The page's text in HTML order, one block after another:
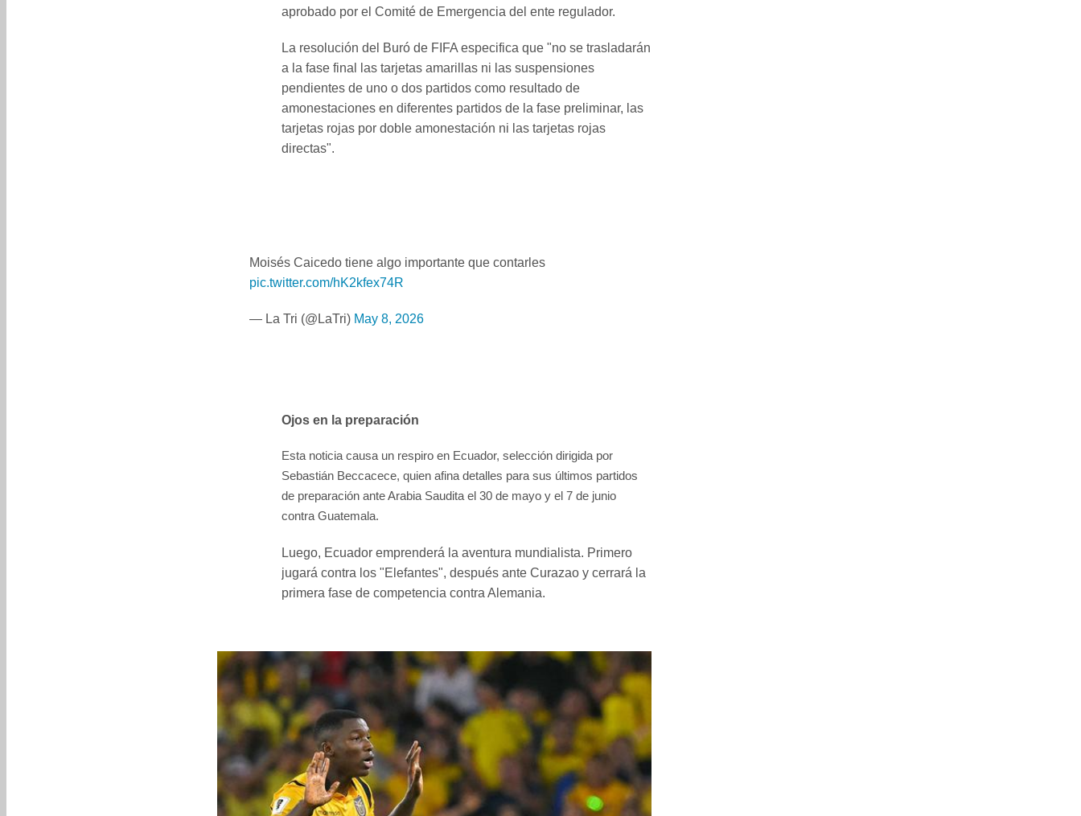
aprobado por el Comité de Emergencia del ente regulador.
La resolución del Buró de FIFA especifica que "no se trasladarán
a la fase final las tarjetas amarillas ni las suspensiones
pendientes de uno o dos partidos como resultado de
amonestaciones en diferentes partidos de la fase preliminar, las
tarjetas rojas por doble amonestación ni las tarjetas rojas
directas".
Moisés Caicedo tiene algo importante que contarles
pic.twitter.com/hK2kfex74R
— La Tri (@LaTri) May 8, 2026
Ojos en la preparación
Esta noticia causa un respiro en Ecuador, selección dirigida por
Sebastián Beccacece, quien afina detalles para sus últimos partidos
de preparación ante Arabia Saudita el 30 de mayo y el 7 de junio
contra Guatemala.
Luego, Ecuador emprenderá la aventura mundialista. Primero
jugará contra los "Elefantes", después ante Curazao y cerrará la
primera fase de competencia contra Alemania.